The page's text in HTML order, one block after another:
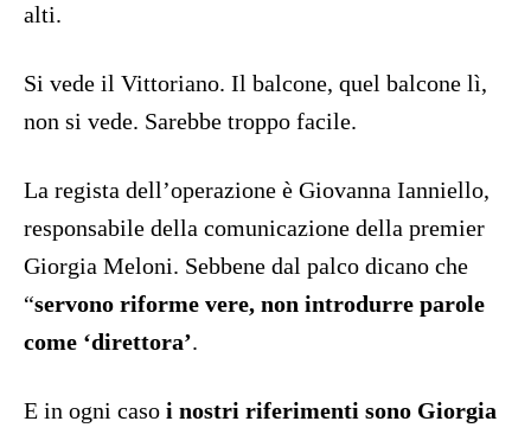
alti.
Si vede il Vittoriano. Il balcone, quel balcone lì,
non si vede. Sarebbe troppo facile.
La regista dell’operazione è Giovanna Ianniello,
responsabile della comunicazione della premier
Giorgia Meloni. Sebbene dal palco dicano che
“servono riforme vere, non introdurre parole
come ‘direttora’.
E in ogni caso i nostri riferimenti sono Giorgia